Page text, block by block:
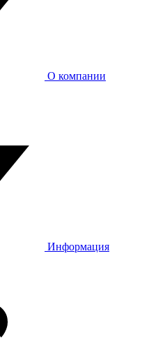
О компании
Информация